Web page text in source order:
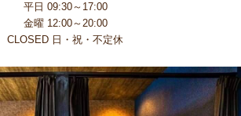
平日 09:30～17:00
金曜 12:00～20:00
CLOSED 日・祝・不定休